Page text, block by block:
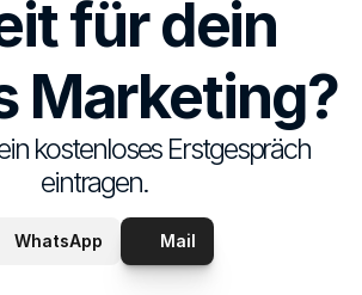
für dein
Marketing?
kostenloses Erstgespräch
eintragen.
WhatsApp Mail